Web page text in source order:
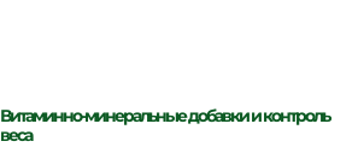
Витаминно-минеральные добавки и контроль
веса